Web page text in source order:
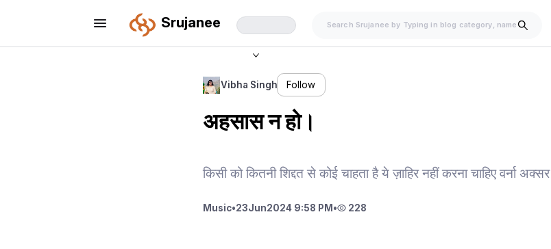
Srujanee
Vibha Singh Follow
अहसास न हो।
किसी को कितनी शिद्दत से कोई चाहता है ये ज़ाहिर नहीं करना चाहिए वर्ना
Music•23Jun2024 9:58 PM • 228